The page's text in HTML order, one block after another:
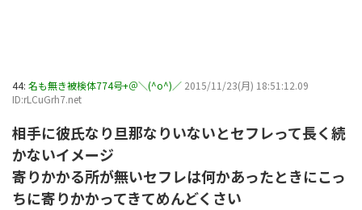
44: 名も無き被検体774号+＠＼(^o^)／ 2015/11/23(月) 18:51:12.09
ID:rLCuGrh7.net
相手に彼氏なり旦那なりいないとセフレって長く続
かないイメージ
寄りかかる所が無いセフレは何かあったときにこっ
ちに寄りかかってきてめんどくさい